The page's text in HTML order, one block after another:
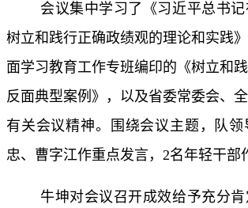
会议集中学习了《习近平总书记
树立和践行正确政绩观的理论和实践
面学习教育工作专班编印的《树立和
反面典型案例》，以及省委常委会、
有关会议精神。围绕会议主题，队
忠、曹字江作重点发言， 2名年轻干部
牛坤对会议召开成效给予充分